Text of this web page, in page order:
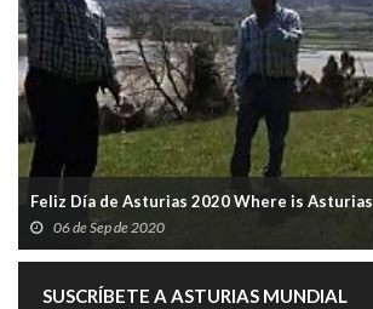
Feliz Día de Asturias 2020 Where is Asturias
06 de Sep de 2020
SUSCRÍBETE A ASTURIAS MUNDIAL